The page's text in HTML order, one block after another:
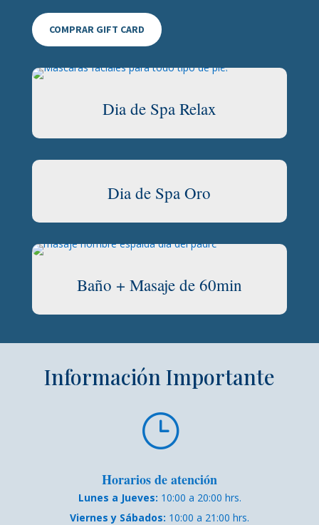
COMPRAR GIFT CARD
Dia de Spa Relax
Dia de Spa Oro
Baño + Masaje de 60min
Información Importante
}
Horarios de atención
Lunes a Jueves: 10:00 a 20:00 hrs.
Viernes y Sábados: 10:00 a 21:00 hrs.